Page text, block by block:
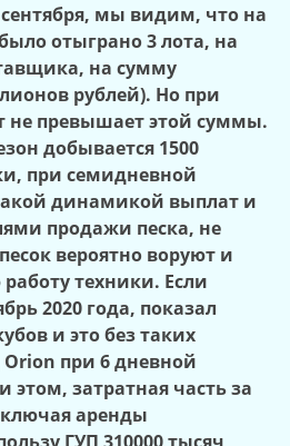
мы видим, что на
отыграно 3 лота, на
на сумму
рублей). Но при
не превышает этой суммы.
добывается 1500
при семидневной
динамикой выплат и
продажи песка, не
вероятно воруют и
техники. Если
2020 года, показал
и это без таких
при 6 дневной
этом, затратная часть за
аренды